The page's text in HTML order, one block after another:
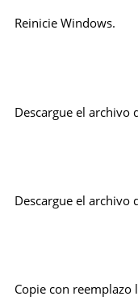
Reinicie Windows.
Descargue el archivo
Descargue el archivo
Copie con